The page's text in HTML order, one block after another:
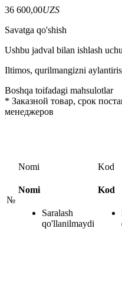
36 600,00UZS
Savatga qo'shish
Ushbu jadval bilan ishlash
Iltimos, qurilmangizni
Boshqa toifadagi mahsulotlar
* Заказной товар, срок
менеджеров
№
Nomi
Nomi
Saralash
qo'llanilmaydi
Kod
Kod